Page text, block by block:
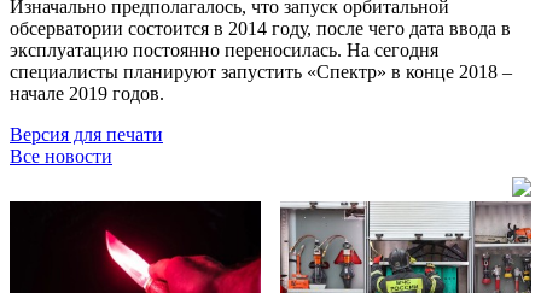
Изначально предполагалось, что запуск орбитальной
обсерватории состоится в 2014 году, после чего дата ввода в
эксплуатацию постоянно переносилась. На сегодня
специалисты планируют запустить «Спектр» в конце 2018 –
начале 2019 годов.
Версия для печати
Все новости